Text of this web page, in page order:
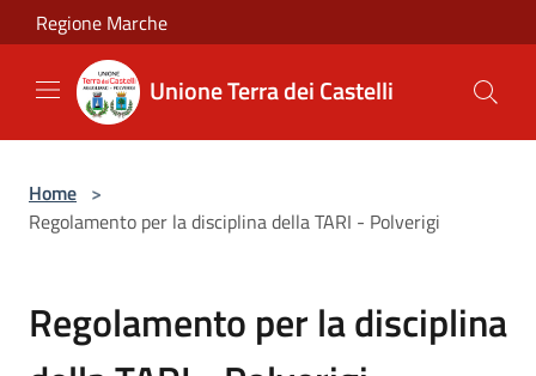
Salta al contenuto principale
Regione Marche
Unione Terra dei Castelli
Home >
Regolamento per la disciplina della TARI - Polverigi
Regolamento per la disciplina